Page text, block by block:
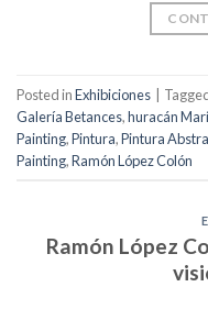
Posted inExhibiciones
Galería Betances,huracán
Painting,Pintura,Pintura
Painting,Ramón López Colón
Ramón López